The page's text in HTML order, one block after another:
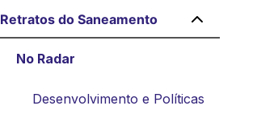
Retratos do Saneamento
No Radar
Desenvolvimento e Políticas